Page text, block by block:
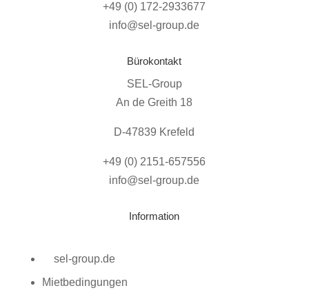
+49 (0) 172-2933677
info@sel-group.de
Bürokontakt
SEL-Group
An de Greith 18
D-47839 Krefeld
+49 (0) 2151-657556
info@sel-group.de
Information
sel-group.de
Mietbedingungen